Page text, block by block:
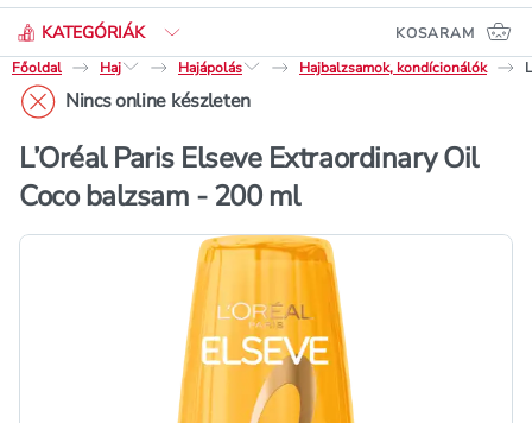
KATEGÓRIÁK
KOSARAM
Főoldal
Haj Hajápolás Hajbalzsamok, kondícionálók
Nincs online készleten
L’Oréal Paris Elseve Extraordinary Oil
Coco balzsam - 200 ml